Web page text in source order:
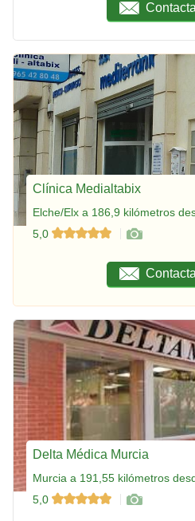
Clínica Medialtabix
Elche/Elx a 186,9 kilómetros
5,0
Delta Médica Murcia
Murcia a 191,55 kilómetros
5,0